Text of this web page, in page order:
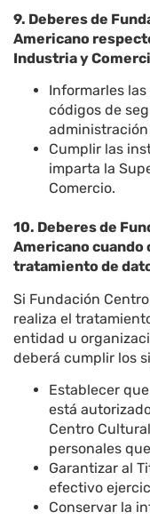
9. Deberes de
Americano
Industria y
Informarles
códigos de
Cumplir las
imparta la
Comercio.
10. Deberes de
Americano cuando
tratamiento de
Si Fundación
realiza el
entidad u
deberá cumplir los
Establecer
está
Centro
personales
Garantizar al
efectivo
Conservar la